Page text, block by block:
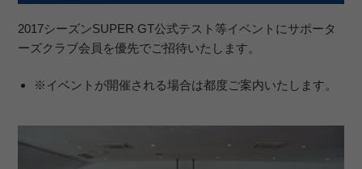
2017シーズンSUPER GT公式テスト等イベントにサポータ
ーズクラブ会員を優先でご招待いたします。
※イベントが開催される場合は都度ご案内いたします。